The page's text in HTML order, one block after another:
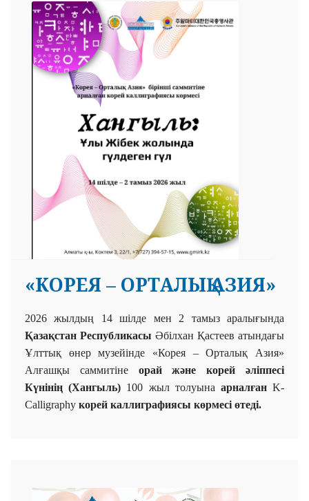
«КОРЕЯ – ОРТАЛЫҚ АЗИЯ»
2026 жылдың 14 шілде мен 2 тамыз аралығында
Қазақстан Республикасы Әбілхан Қастеев атындағы
Ұлттық өнер музейінде «Корея – Орталық Азия»
Алғашқы саммитіне орай және
корей әліппесі
Күнінің (Хангыль) 100 жыл толуына арналғанK-
Calligraphy корей каллиграфиясы көрмесі өтеді.